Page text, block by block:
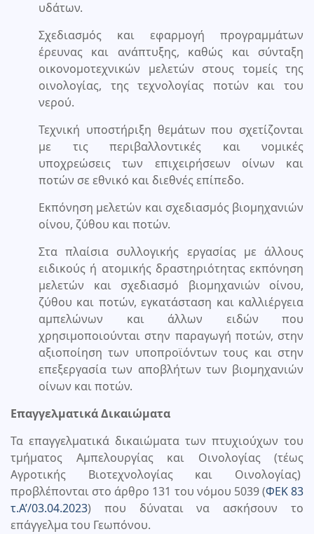
υδάτων.
Σχεδιασμός και εφαρμογή προγραμμάτων
έρευνας και ανάπτυξης, καθώς και σύνταξη
οικονομοτεχνικών μελετών στους τομείς της
οινολογίας, της τεχνολογίας ποτών και του
νερού.
Τεχνική υποστήριξη θεμάτων που σχετίζονται
με τις περιβαλλοντικές και νομικές
υποχρεώσεις των επιχειρήσεων οίνων και
ποτών σε εθνικό και διεθνές επίπεδο.
Εκπόνηση μελετών και σχεδιασμός βιομηχανιών
οίνου, ζύθου και ποτών.
Στα πλαίσια συλλογικής εργασίας με άλλους
ειδικούς ή ατομικής δραστηριότητας εκπόνηση
μελετών και σχεδιασμό βιομηχανιών οίνου,
ζύθου και ποτών, εγκατάσταση και καλλιέργεια
αμπελώνων και άλλων ειδών που
χρησιμοποιούνται στην παραγωγή ποτών, στην
αξιοποίηση των υποπροϊόντων τους και στην
επεξεργασία των αποβλήτων των βιομηχανιών
οίνων και ποτών.
Επαγγελματικά Δικαιώματα
Τα επαγγελματικά δικαιώματα των πτυχιούχων του
τμήματος Αμπελουργίας και Οινολογίας (τέως
Αγροτικής Βιοτεχνολογίας και Οινολογίας)
προβλέπονται στο άρθρο 131 του νόμου 5039 (ΦΕΚ 83
τ.Α’/03.04.2023) που δύναται να ασκήσουν το
επάγγελμα του Γεωπόνου.